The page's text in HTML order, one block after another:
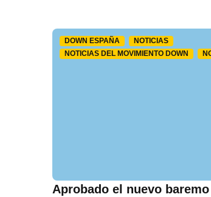
DOWN ESPAÑA
NOTICIAS
NOTICIAS DEL MOVIMIENTO DOWN
Aprobado el nuevo